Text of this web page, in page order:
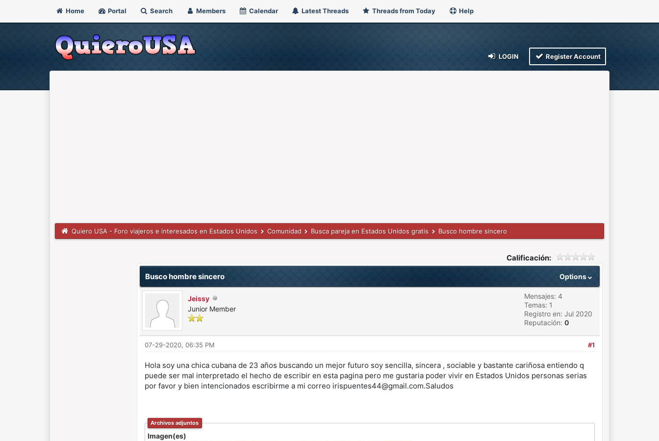
Home Portal Search Members Calendar Latest Threads Threads from Today Help
LOGIN Register Account
Quiero USA - Foro viajeros e interesados en Estados Unidos Comunidad Busca pareja en Estados Unidos gratis Busco hombre sincero
Calificación:
Options
Busco hombre sincero
Jeissy
Junior Member
Mensajes: 4
Temas: 1
Registro en: Jul 2020
Reputación: 0
#1
07-29-2020, 06:35 PM
Hola soy una chica cubana de 23 años buscando un mejor futuro soy sencilla, sincera , sociable y bastante cariñosa entiendo q
puede ser mal interpretado el hecho de escribir en esta pagina pero me gustaria poder vivir en Estados Unidos personas serias
por favor y bien intencionados escribirme a mi correo irispuentes44@gmail.com.Saludos
Archivos adjuntos
Imagen(es)